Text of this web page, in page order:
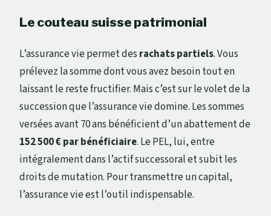
Le couteau suisse patrimonial
L’assurance vie permet des rachats partiels. Vous
prélevez la somme dont vous avez besoin tout en
laissant le reste fructifier. Mais c’est sur le volet de la
succession que l’assurance vie domine. Les sommes
versées avant 70 ans bénéficient d’un abattement de
152 500 € par bénéficiaire. Le PEL, lui, entre
intégralement dans l’actif successoral et subit les
droits de mutation. Pour transmettre un capital,
l’assurance vie est l’outil indispensable.